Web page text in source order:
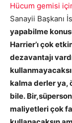
Hücum gemisi
Sanayii Başkanı
yapabilme
Harrier’ı çok
dezavantajı
kalma derler ya,
bile.
maliyetleri çok